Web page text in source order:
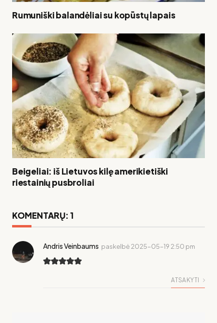
Rumuniški balandėliai su kopūstų lapais
Beigeliai: iš Lietuvos kilę amerikietiški
riestainių pusbroliai
KOMENTARŲ: 1
Andris Veinbaums paskelbė 2025-05-19 2:50 pm
ATSAKYTI